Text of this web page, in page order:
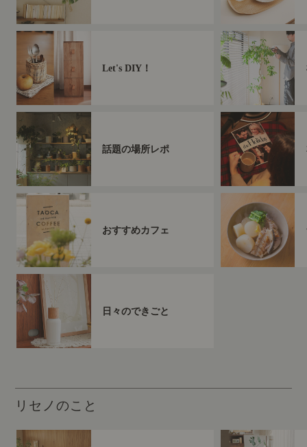
Let's DIY！
話題の場所レポ
おすすめカフェ
日々のできごと
リセノのこと